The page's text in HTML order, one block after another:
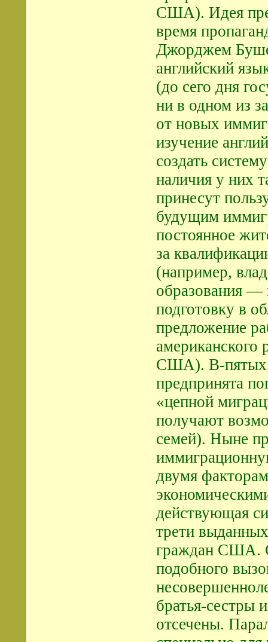
США). Идея
время
Джорджем
английский
(до сего дня
ни в одном из
от новых
изучение
создать
наличия у них
принесут
будущим
постоянное
за
(например,
образования —
подготовку в
предложение
американского
США). В-пятых,
предпринята
«цепной
получают
семей). Ныне
двумя
действующая
трети
граждан США.
подобного
братья-сестры
отсечены.